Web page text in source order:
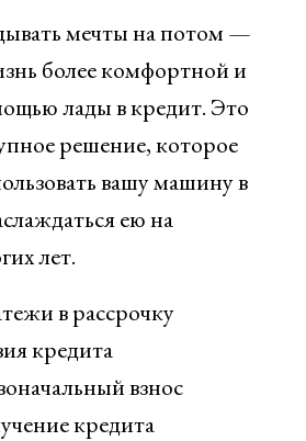
мечты на потом —
более комфортной и
лады в кредит. Это
решение, которое
вашу машину в
ею на
лет.
в рассрочку
кредита
взнос
кредита